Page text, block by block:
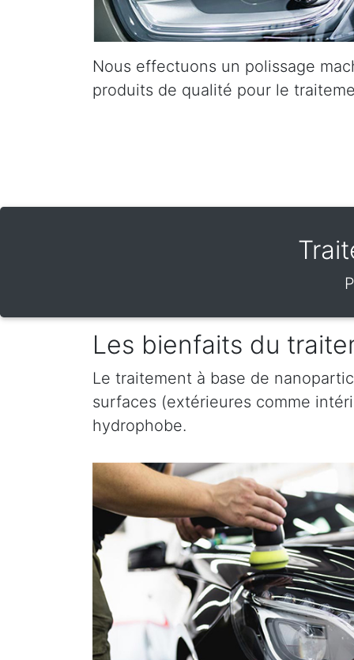
Nous effectuons un polissage
produits de qualité pour le
Les bienfaits du
Le traitement à base de
surfaces (extérieures comme
hydrophobe.